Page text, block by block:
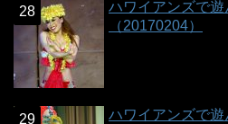
ハワイアンズで遊
（20170204）
ハワイアンズで遊